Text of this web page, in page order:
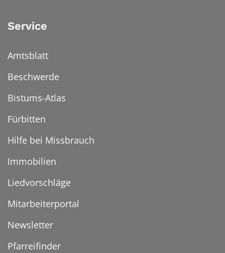
Service
Amtsblatt
Beschwerde
Bistums-Atlas
Fürbitten
Hilfe bei Missbrauch
Immobilien
Liedvorschläge
Mitarbeiterportal
Newsletter
Pfarreifinder